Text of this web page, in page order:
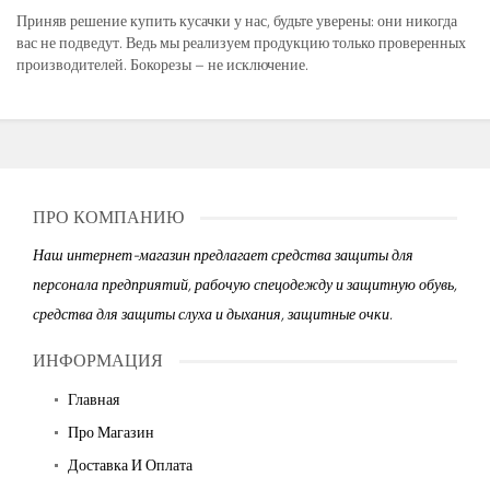
Приняв решение купить кусачки у нас, будьте уверены: они никогда
вас не подведут. Ведь мы реализуем продукцию только проверенных
производителей. Бокорезы – не исключение.
ПРО КОМПАНИЮ
Наш интернет-магазин предлагает средства защиты для
персонала предприятий, рабочую спецодежду и защитную обувь,
средства для защиты слуха и дыхания, защитные очки.
ИНФОРМАЦИЯ
Главная
Про Магазин
Доставка И Оплата